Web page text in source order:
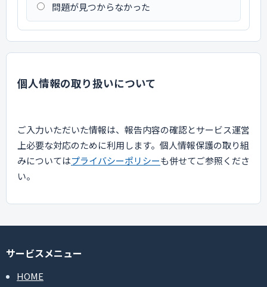
問題が見つからなかった
個人情報の取り扱いについて
ご入力いただいた情報は、報告内容の確認とサービス運営
上必要な対応のために利用します。個人情報保護の取り組
みについてはプライバシーポリシーも併せてご参照くださ
い。
サービスメニュー
HOME